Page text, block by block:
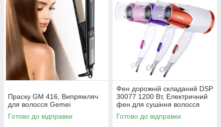
Праску GM 416, Випрямляч
для волосся Gemei
Готово до відправки
Фен дорожній складаний DSP
30077 1200 Вт, Електричний
фен для сушіння волосся
Готово до відправки